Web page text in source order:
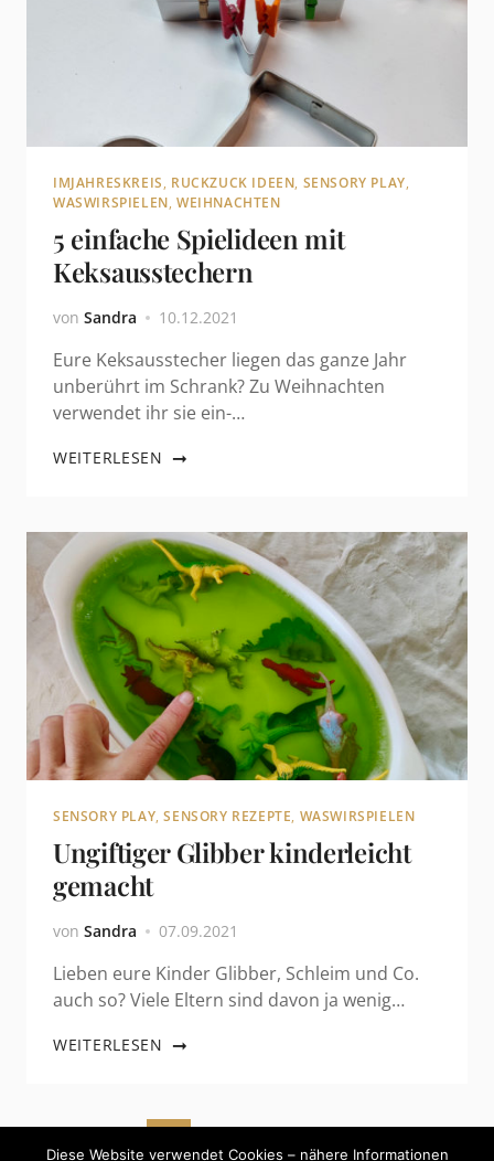
IMJAHRESKREIS, RUCKZUCK IDEEN, SENSORY PLAY,
WASWIRSPIELEN,WEIHNACHTEN
5 einfache Spielideen mit
Keksausstechern
von Sandra 10.12.2021
Eure Keksausstecher liegen das ganze Jahr
unberührt im Schrank? Zu Weihnachten
verwendet ihr sie ein-…
WEITERLESEN
SENSORY PLAY,SENSORY REZEPTE, WASWIRSPIELEN
Ungiftiger Glibber kinderleicht
gemacht
von Sandra 07.09.2021
Lieben eure Kinder Glibber, Schleim und Co.
auch so? Viele Eltern sind davon ja wenig…
WEITERLESEN
Seitennummerierung der Beiträge
Diese Website verwendet Cookies – nähere Informationen